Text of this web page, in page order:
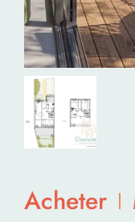
Acheter